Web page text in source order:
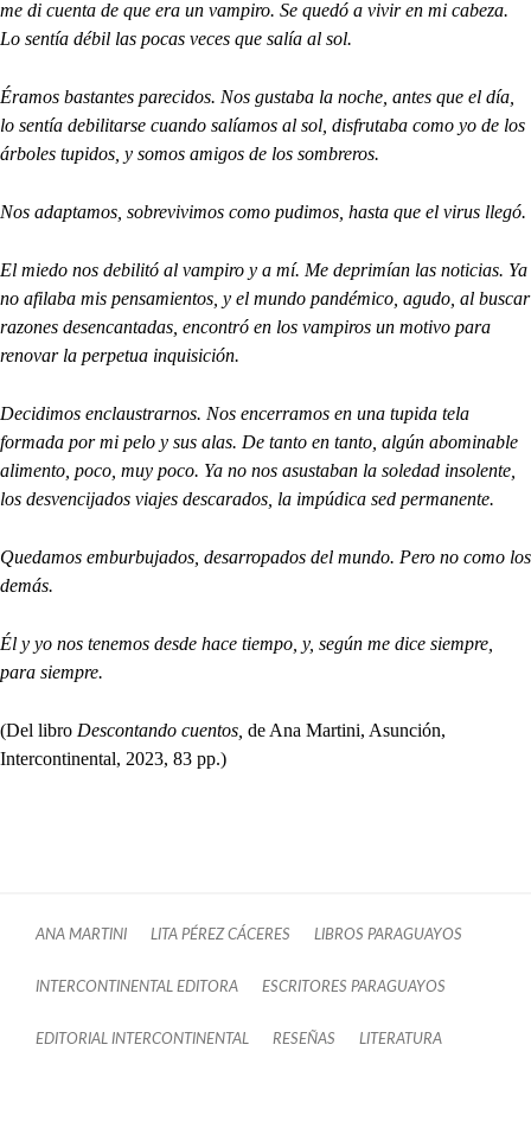
me di cuenta de que era un vampiro. Se quedó a vivir en mi cabeza.
Lo sentía débil las pocas veces que salía al sol.
Éramos bastantes parecidos. Nos gustaba la noche, antes que el día,
lo sentía debilitarse cuando salíamos al sol, disfrutaba como yo de los
árboles tupidos, y somos amigos de los sombreros.
Nos adaptamos, sobrevivimos como pudimos, hasta que el virus llegó.
El miedo nos debilitó al vampiro y a mí. Me deprimían las noticias. Ya
no afilaba mis pensamientos, y el mundo pandémico, agudo, al buscar
razones desencantadas, encontró en los vampiros un motivo para
renovar la perpetua inquisición.
Decidimos enclaustrarnos. Nos encerramos en una tupida tela
formada por mi pelo y sus alas. De tanto en tanto, algún abominable
alimento, poco, muy poco. Ya no nos asustaban la soledad insolente,
los desvencijados viajes descarados, la impúdica sed permanente.
Quedamos emburbujados, desarropados del mundo. Pero no como los
demás.
Él y yo nos tenemos desde hace tiempo, y, según me dice siempre,
para siempre.
(Del libro Descontando cuentos, de Ana Martini, Asunción,
Intercontinental, 2023, 83 pp.)
ANA MARTINI LITA PÉREZ CÁCERES LIBROS PARAGUAYOS
INTERCONTINENTAL EDITORA ESCRITORES PARAGUAYOS
EDITORIAL INTERCONTINENTAL RESEÑAS LITERATURA